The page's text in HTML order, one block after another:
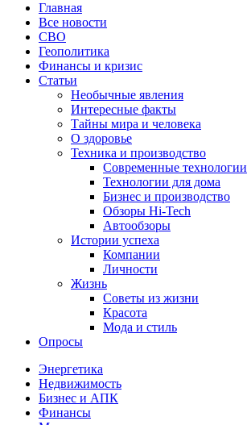
Главная
Все новости
СВО
Геополитика
Финансы и кризис
Статьи
Необычные явления
Интересные факты
Тайны мира и человека
О здоровье
Техника и производство
Современные технологии
Технологии для дома
Бизнес и производство
Обзоры Hi-Tech
Автообзоры
Истории успеха
Компании
Личности
Жизнь
Советы из жизни
Красота
Мода и стиль
Опросы
Энергетика
Недвижимость
Бизнес и АПК
Финансы